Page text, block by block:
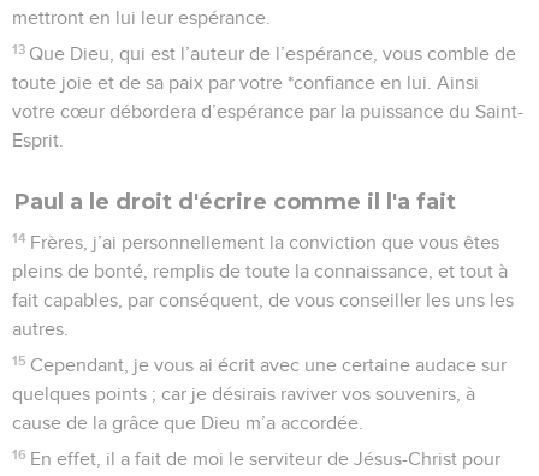
mettront en lui leur espérance.
13 Que Dieu, qui est l’auteur de l’espérance, vous comble de
toute joie et de sa paix par votre *confiance en lui. Ainsi
votre cœur débordera d’espérance par la puissance du Saint-
Esprit.
Paul a le droit d'écrire comme il l'a fait
14 Frères, j’ai personnellement la conviction que vous êtes
pleins de bonté, remplis de toute la connaissance, et tout à
fait capables, par conséquent, de vous conseiller les uns les
autres.
15 Cependant, je vous ai écrit avec une certaine audace sur
quelques points ; car je désirais raviver vos souvenirs, à
cause de la grâce que Dieu m’a accordée.
16 En effet, il a fait de moi le serviteur de Jésus-Christ pour